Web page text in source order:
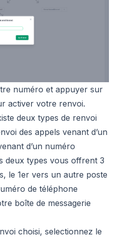
numéro et appuyer sur
activer votre renvoi.
deux types de renvoi
des appels venant d’un
d’un numéro
deux types vous offrent 3
le 1er vers un autre poste
de téléphone
boîte de messagerie
choisi, selectionnez le